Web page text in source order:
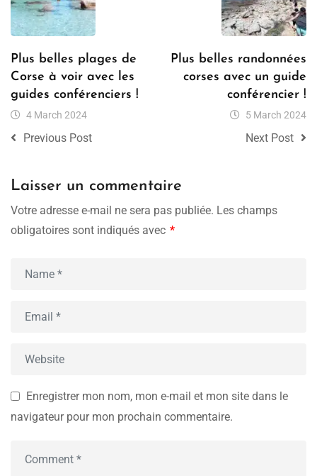
Plus belles plages de
Corse à voir avec les
guides conférenciers !
4 March 2024
Previous Post
Plus belles randonnées
corses avec un guide
conférencier !
5 March 2024
Next Post
Laisser un commentaire
Votre adresse e-mail ne sera pas publiée. Les champs
obligatoires sont indiqués avec *
Enregistrer mon nom, mon e-mail et mon site dans le
navigateur pour mon prochain commentaire.